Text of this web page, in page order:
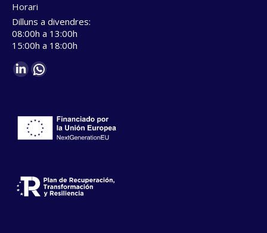
Horari
Dilluns a divendres:
08:00h a 13:00h
15:00h a 18:00h
Find us on:
Linkedin
new
Whatsapp
in
new